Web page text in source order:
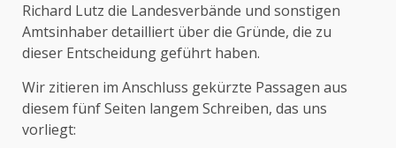
Richard Lutz die Landesverbände und sonstigen
Amtsinhaber detailliert über die Gründe, die zu
dieser Entscheidung geführt haben.
Wir zitieren im Anschluss gekürzte Passagen aus
diesem fünf Seiten langem Schreiben, das uns
vorliegt: